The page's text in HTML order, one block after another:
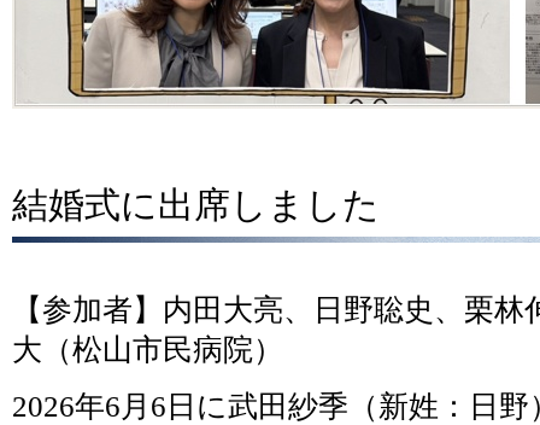
結婚式に出席しました
【参加者】内田大亮、日野聡史、栗
大（松山市民病院）
2026年6月6日に武田紗季（新姓：日